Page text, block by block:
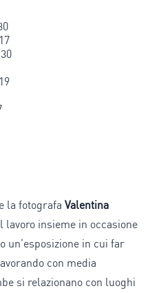
e la fotografa Valentina
lavoro insieme in occasione
un’esposizione in cui far
con media
si relazionano con luoghi